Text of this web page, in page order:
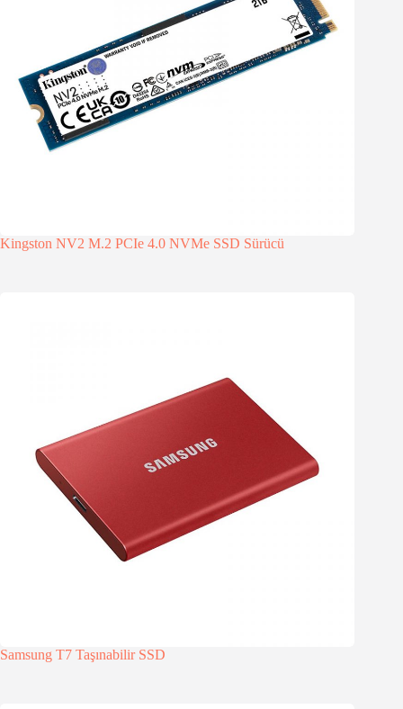
Kingston NV2 M.2 PCIe 4.0 NVMe SSD Sürücü
Samsung T7 Taşınabilir SSD